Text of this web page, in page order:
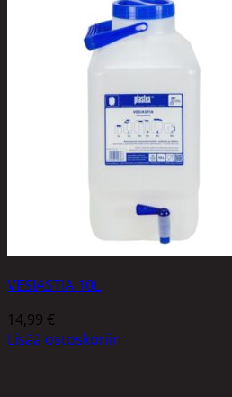
VESIASTIA 10L
14,99 €
Lisää ostoskoriin